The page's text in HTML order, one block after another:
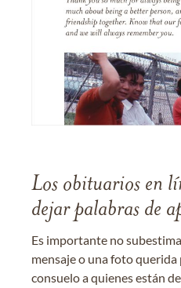
Los obituarios en
dejar palabras de
Es importante no
mensaje o una foto
consuelo a quienes están